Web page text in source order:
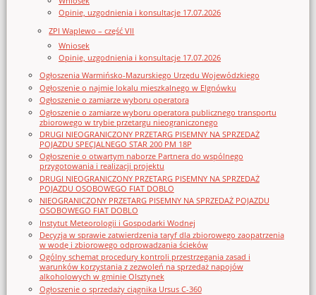
Opinie, uzgodnienia i konsultacje 17.07.2026
ZPI Waplewo – część VII
Wniosek
Opinie, uzgodnienia i konsultacje 17.07.2026
Ogłoszenia Warmińsko-Mazurskiego Urzędu Wojewódzkiego
Ogłoszenie o najmie lokalu mieszkalnego w Elgnówku
Ogłoszenie o zamiarze wyboru operatora
Ogłoszenie o zamiarze wyboru operatora publicznego transportu
zbiorowego w trybie przetargu nieograniczonego
DRUGI NIEOGRANICZONY PRZETARG PISEMNY NA SPRZEDAŻ
POJAZDU SPECJALNEGO STAR 200 PM 18P
Ogłoszenie o otwartym naborze Partnera do wspólnego
przygotowania i realizacji projektu
DRUGI NIEOGRANICZONY PRZETARG PISEMNY NA SPRZEDAŻ
POJAZDU OSOBOWEGO FIAT DOBLO
NIEOGRANICZONY PRZETARG PISEMNY NA SPRZEDAŻ POJAZDU
OSOBOWEGO FIAT DOBLO
Instytut Meteorologii i Gospodarki Wodnej
Decyzja w sprawie zatwierdzenia taryf dla zbiorowego zaopatrzenia
w wodę i zbiorowego odprowadzania ścieków
Ogólny schemat procedury kontroli przestrzegania zasad i
warunków korzystania z zezwoleń na sprzedaż napojów
alkoholowych w gminie Olsztynek
Ogłoszenie o sprzedaży ciągnika Ursus C-360